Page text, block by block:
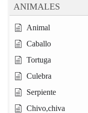
ANIMALES
Animal
Caballo
Tortuga
Culebra
Serpiente
Chivo,chiva